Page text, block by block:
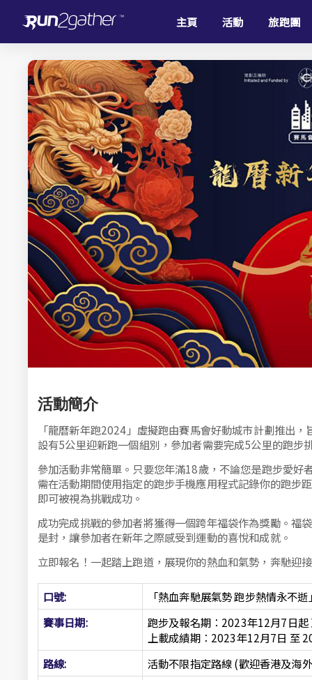
主頁 活動 旅跑團
活動簡介
「龍曆新年跑2024」虛擬跑由賽馬會好動城市計劃推出
設有5公里迎新跑一個組別，參加者需要完成5公里的跑
參加活動非常簡單。只要您年滿18歲，不論您是跑步愛
需在活動期間使用指定的跑步手機應用程式記錄你的跑步
即可被視為挑戰成功。
成功完成挑戰的參加者將獲得一個跨年福袋作為獎勵。福
是封，讓參加者在新年之際感受到運動的喜悅和成就。
立即報名！一起踏上跑道，展現你的熱血和氣勢，奔馳迎
口號:
「熱血奔馳展氣勢 跑步熱情永不逝
賽事日期:
跑步及報名期：2023年12月7日
上載成績期：2023年12月7日 至
路線:
活動不限指定路線 (歡迎香港及海